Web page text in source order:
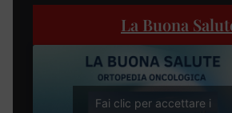
La Buona
Fai clic per accettare i